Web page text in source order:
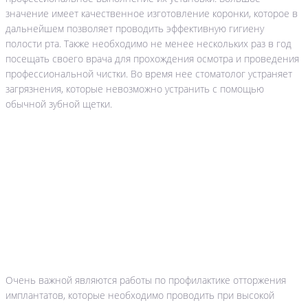
значение имеет качественное изготовление коронки, которое в
дальнейшем позволяет проводить эффективную гигиену
полости рта. Также необходимо не менее нескольких раз в год
посещать своего врача для прохождения осмотра и проведения
профессиональной чистки. Во время нее стоматолог устраняет
загрязнения, которые невозможно устранить с помощью
обычной зубной щетки.
Очень важной являются работы по профилактике отторжения
имплантатов, которые необходимо проводить при высокой